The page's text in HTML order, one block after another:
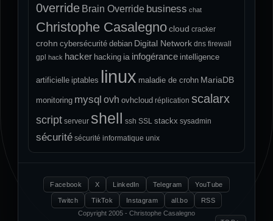
0verride Brain Override business chat
Christophe Casalegnocloud cracker
crohn cybersécurité debian Digital Network dns firewall
gpl
hack hacker hacking ia infogérance intelligence
artificielle iptables linux maladie de crohn MariaDB
monitoring mysql ovh ovhcloud réplication scalarx
script serveur shell ssh SSL stackx sysadmin
sécurité sécurité informatique unix
Facebook X LinkedIn Telegram YouTube
Twitch TikTok Instagram all.bo
RSS
Copyright 2005 - Christophe Casalegno